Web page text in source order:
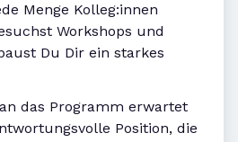
Menge Kolleg:innen
Workshops und
Du Dir ein starkes
das Programm erwartet
Position, die